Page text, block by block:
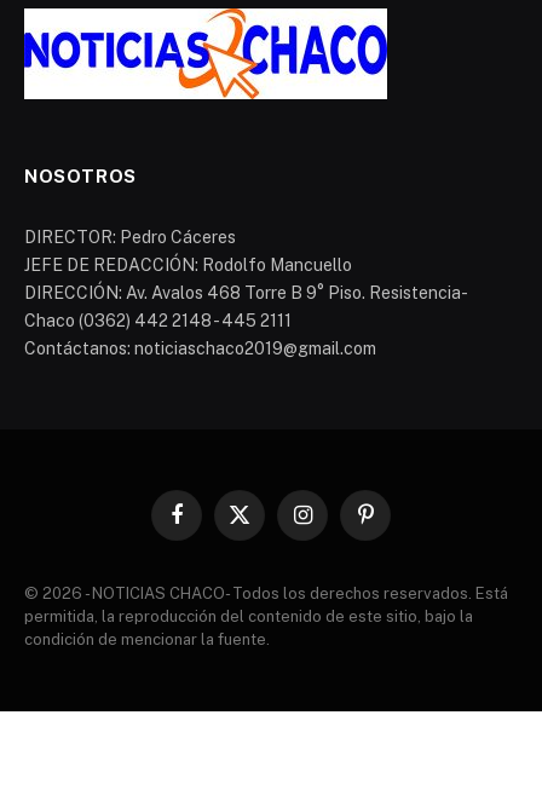
NOSOTROS
DIRECTOR: Pedro Cáceres
JEFE DE REDACCIÓN: Rodolfo Mancuello
DIRECCIÓN: Av. Avalos 468 Torre B 9° Piso. Resistencia-
Chaco (0362) 442 2148 - 445 2111
Contáctanos: noticiaschaco2019@gmail.com
Facebook
X
InstagramPinterest
© 2026 - NOTICIAS CHACO- Todos los derechos reservados. Está
permitida, la reproducción del contenido de este sitio, bajo la
condición de mencionar la fuente.